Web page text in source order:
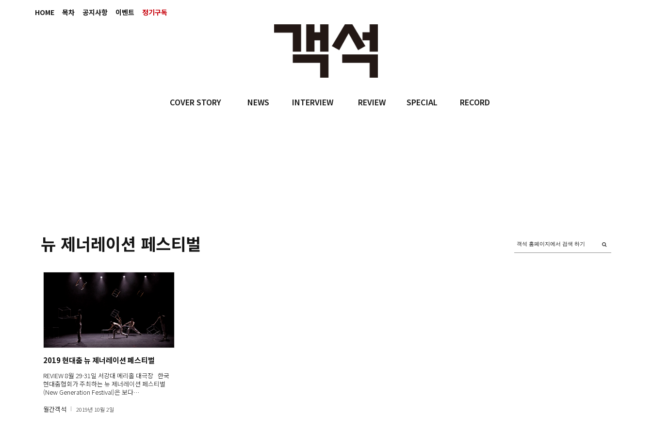
HOME 목차 공지사항 이벤트 정기구독
COVER STORY NEWS INTERVIEW REVIEW SPECIAL RECORD
뉴 제너레이션 페스티벌
2019 현대춤 뉴 제너레이션 페스티벌
REVIEW 8월 29·31일 서강대 메리홀 대극장 한국
현대춤협회가 주최하는 뉴 제너레이션 페스티벌
(New Generation Festival)은 보다…
월간객석
2019년 10월 2일